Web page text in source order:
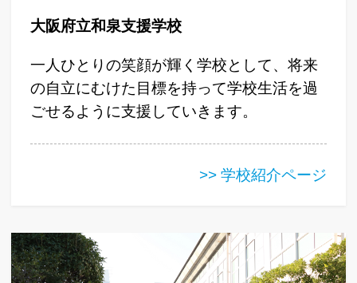
大阪府立和泉支援学校
一人ひとりの笑顔が輝く学校として、将来
の自立にむけた目標を持って学校生活を過
ごせるように支援していきます。
>> 学校紹介ページ